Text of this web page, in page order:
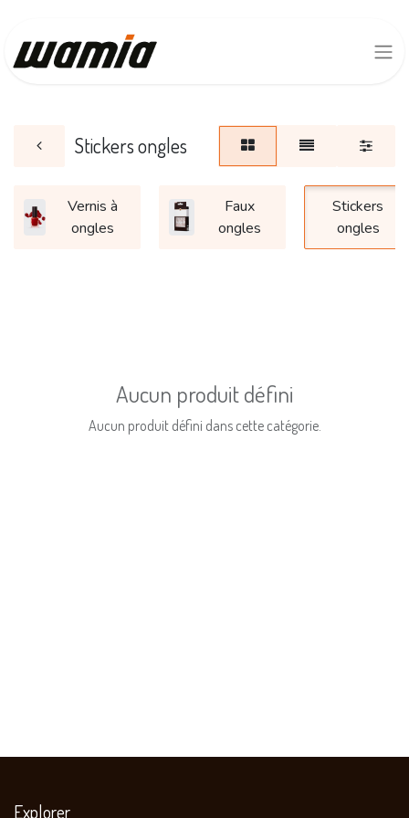
Stickers ongles
Vernis à
ongles
Faux
ongles
Stickers
ongles
Aucun produit défini
Aucun produit défini dans cette catégorie.
Explorer